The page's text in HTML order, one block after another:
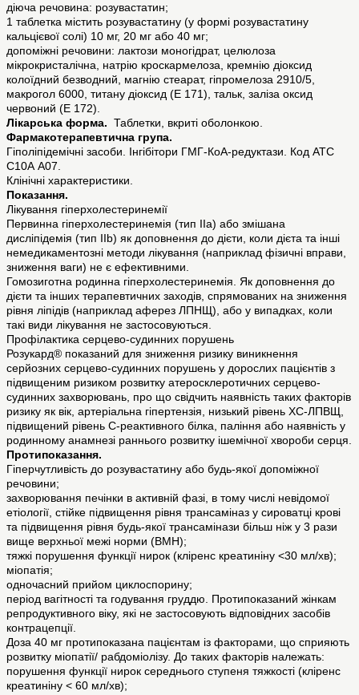
діюча речовина: розувастатин;
1 таблетка містить розувастатину (у формі розувастатину
кальцієвої солі) 10 мг, 20 мг або 40 мг;
допоміжні речовини: лактози моногідрат, целюлоза
мікрокристалічна, натрію кроскармелоза, кремнію діоксид
колоїдний безводний, магнію стеарат, гіпромелоза 2910/5,
макрогол 6000, титану діоксид (Е 171), тальк, заліза оксид
червоний (E 172).
Лікарська форма. Таблетки, вкриті оболонкою.
Фармакотерапевтична група.
Гіполіпідемічні засоби. Інгібітори ГМГ-КоА-редуктази. Код АТС
С10А А07.
Клінічні характеристики.
Показання.
Лікування гіперхолестеринемії
Первинна гіперхолестеринемія (тип ІІа) або змішана
дисліпідемія (тип ІІb) як доповнення до дієти, коли дієта та інші
немедикаментозні методи лікування (наприклад фізичні вправи,
зниження ваги) не є ефективними.
Гомозиготна родинна гіперхолестеринемія. Як доповнення до
дієти та інших терапевтичних заходів, спрямованих на зниження
рівня ліпідів (наприклад аферез ЛПНЩ), або у випадках, коли
такі види лікування не застосовуються.
Профілактика серцево-судинних порушень
Розукард® показаний для зниження ризику виникнення
серйозних серцево-судинних порушень у дорослих пацієнтів з
підвищеним ризиком розвитку атеросклеротичних серцево-
судинних захворювань, про що свідчить наявність таких факторів
ризику як вік, артеріальна гіпертензія, низький рівень ХС-ЛПВЩ,
підвищений рівень С-реактивного білка, паління або наявність у
родинному анамнезі раннього розвитку ішемічної хвороби серця.
Протипоказання.
Гіперчутливість до розувастатину або будь-якої допоміжної
речовини;
захворювання печінки в активній фазі, в тому числі невідомої
етіології, стійке підвищення рівня трансаміназ у сироватці крові
та підвищення рівня будь-якої трансамінази більш ніж у 3 рази
вище верхньої межі норми (ВМН);
тяжкі порушення функції нирок (кліренс креатиніну <30 мл/хв);
міопатія;
одночасний прийом циклоспорину;
період вагітності та годування груддю. Протипоказаний жінкам
репродуктивного віку, які не застосовують відповідних засобів
контрацепції.
Доза 40 мг протипоказана пацієнтам із факторами, що сприяють
розвитку міопатії/ рабдоміолізу. До таких факторів належать:
порушення функції нирок середнього ступеня тяжкості (кліренс
креатиніну < 60 мл/хв);